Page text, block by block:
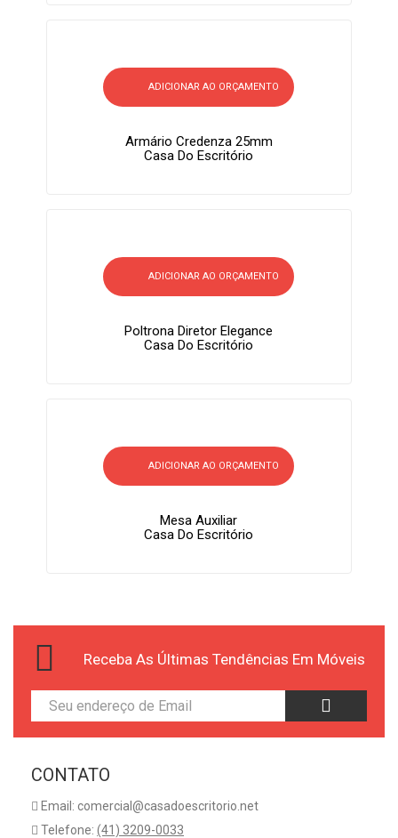
ADICIONAR AO ORÇAMENTO
Armário Credenza 25mm
Casa Do Escritório
ADICIONAR AO ORÇAMENTO
Poltrona Diretor Elegance
Casa Do Escritório
ADICIONAR AO ORÇAMENTO
Mesa Auxiliar
Casa Do Escritório
Receba As Últimas Tendências Em Móveis
CONTATO
Email: comercial@casadoescritorio.net
Telefone: (41) 3209-0033